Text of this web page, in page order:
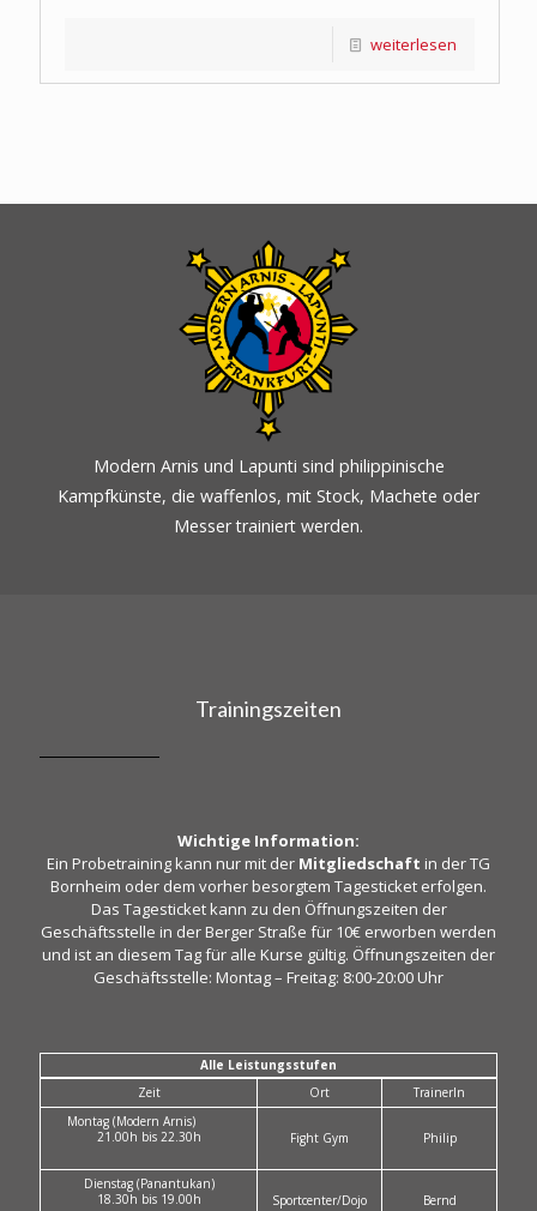
weiterlesen
Modern Arnis und Lapunti sind philippinische
Kampfkünste, die waffenlos, mit Stock, Machete oder
Messer trainiert werden.
Trainingszeiten
Wichtige Information:
Ein Probetraining kann nur mit der Mitgliedschaft in der TG
Bornheim oder dem vorher besorgtem Tagesticket erfolgen.
Das Tagesticket kann zu den Öffnungszeiten der
Geschäftsstelle in der Berger Straße für 10€ erworben werden
und ist an diesem Tag für alle Kurse gültig. Öffnungszeiten der
Geschäftsstelle: Montag – Freitag: 8:00-20:00 Uhr
Alle Leistungsstufen
Zeit
Ort
TrainerIn
Montag (Modern Arnis)
21.00h bis 22.30h
Fight Gym Philip
Dienstag (Panantukan)
18.30h bis 19.00h
Sportcenter/Dojo Bernd